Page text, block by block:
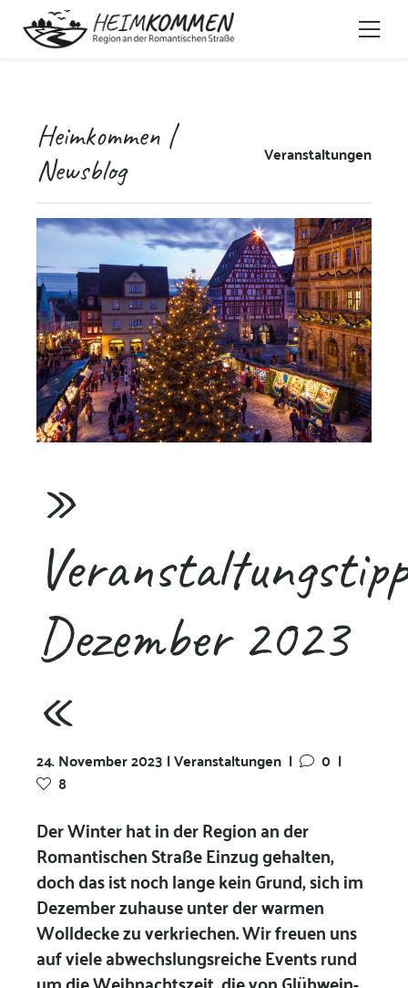
Heimkommen |
Newsblog
Veranstaltungen
»
Dezember 2023
«
24. November 2023 | Veranstaltungen | 0 |
8
Der Winter hat in der Region an der
Romantischen Straße Einzug gehalten,
doch das ist noch lange kein Grund, sich im
Dezember zuhause unter der warmen
Wolldecke zu verkriechen. Wir freuen uns
auf viele abwechslungsreiche Events rund